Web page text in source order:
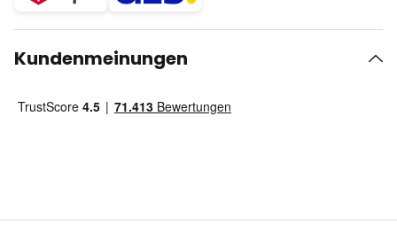
Kundenmeinungen